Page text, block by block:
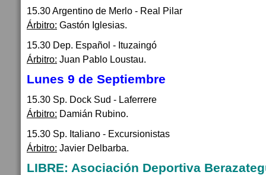
15.30 Argentino de Merlo - Real Pilar
Árbitro: Gastón Iglesias.
15.30 Dep. Español - Ituzaingó
Árbitro: Juan Pablo Loustau.
Lunes 9 de Septiembre
15.30 Sp. Dock Sud - Laferrere
Árbitro: Damián Rubino.
15.30 Sp. Italiano - Excursionistas
Árbitro: Javier Delbarba.
LIBRE: Asociación Deportiva